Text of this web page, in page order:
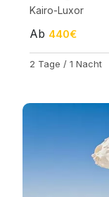
Kairo-Luxor
Ab 440€
2 Tage / 1 Nacht